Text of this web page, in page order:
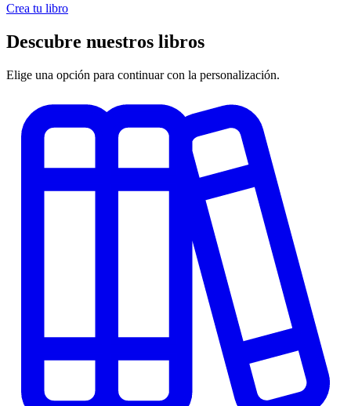
Crea tu libro
Descubre nuestros libros
Elige una opción para continuar con la personalización.